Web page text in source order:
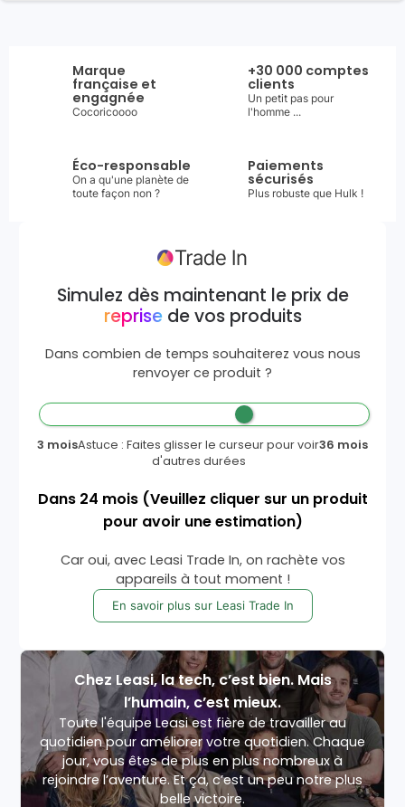
Marque
française et
engagnée
Cocoricoooo
+30 000 comptes
clients
Un petit pas pour
l'homme ...
Éco-responsable
On a qu'une planète de
toute façon non ?
Paiements
sécurisés
Plus robuste que Hulk !
Simulez dès maintenant le prix de
reprisede vos produits
Dans combien de temps souhaiterez vous nous
renvoyer ce produit ?
3 moisAstuce : Faites glisser le curseur pour voir
d'autres durées
36 mois
Dans 24 mois (Veuillez cliquer sur un produit
pour avoir une estimation)
Car oui, avec Leasi Trade In, on rachète vos
appareils à tout moment !
En savoir plus sur Leasi Trade In
Chez Leasi, la tech, c’est bien. Mais
l’humain, c’est mieux.
Toute l'équipe Leasi est fière de travailler au
quotidien pour améliorer votre quotidien. Chaque
jour, vous êtes de plus en plus nombreux à
rejoindre l’aventure. Et ça, c’est un peu notre plus
belle victoire.